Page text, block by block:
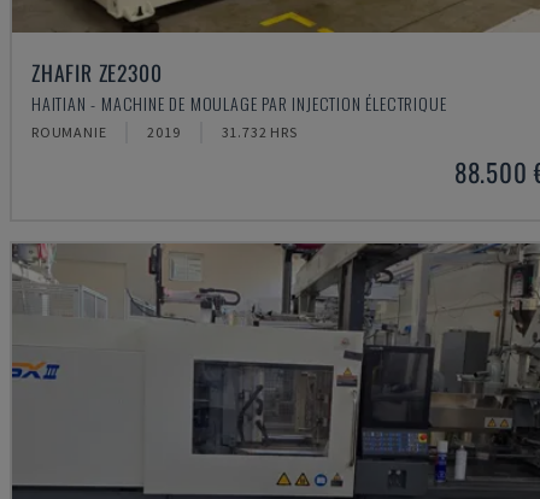
ZHAFIR ZE2300
HAITIAN - MACHINE DE MOULAGE PAR INJECTION ÉLECTRIQUE
ROUMANIE 2019 31.732 HRS
88.500